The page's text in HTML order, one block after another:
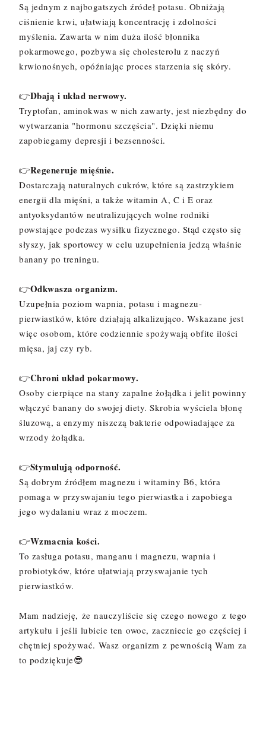
Są jednym z najbogatszych źródeł potasu. Obniżają
ciśnienie krwi, ułatwiają koncentrację i zdolności
myślenia. Zawarta w nim duża ilość błonnika
pokarmowego, pozbywa się cholesterolu z naczyń
krwionośnych, opóźniając proces starzenia się skóry.
👉Dbają i układ nerwowy.
Tryptofan, aminokwas w nich zawarty, jest niezbędny do
wytwarzania "hormonu szczęścia". Dzięki niemu
zapobiegamy depresji i bezsenności.
👉Regeneruje mięśnie.
Dostarczają naturalnych cukrów, które są zastrzykiem
energii dla mięśni, a także witamin A, C i E oraz
antyoksydantów neutralizujących wolne rodniki
powstające podczas wysiłku fizycznego. Stąd często się
słyszy, jak sportowcy w celu uzupełnienia jedzą właśnie
banany po treningu.
👉Odkwasza organizm.
Uzupełnia poziom wapnia, potasu i magnezu-
pierwiastków, które działają alkalizująco. Wskazane jest
więc osobom, które codziennie spożywają obfite ilości
mięsa, jaj czy ryb.
👉Chroni układ pokarmowy.
Osoby cierpiące na stany zapalne żołądka i jelit powinny
włączyć banany do swojej diety. Skrobia wyściela błonę
śluzową, a enzymy niszczą bakterie odpowiadające za
wrzody żołądka.
👉Stymulują odporność.
Są dobrym źródłem magnezu i witaminy B6, która
pomaga w przyswajaniu tego pierwiastka i zapobiega
jego wydalaniu wraz z moczem.
👉Wzmacnia kości.
To zasługa potasu, manganu i magnezu, wapnia i
probiotyków, które ułatwiają przyswajanie tych
pierwiastków.
Mam nadzieję, że nauczyliście się czego nowego z tego
artykułu i jeśli lubicie ten owoc, zaczniecie go częściej i
chętniej spożywać. Wasz organizm z pewnością Wam za
to podziękuje😎